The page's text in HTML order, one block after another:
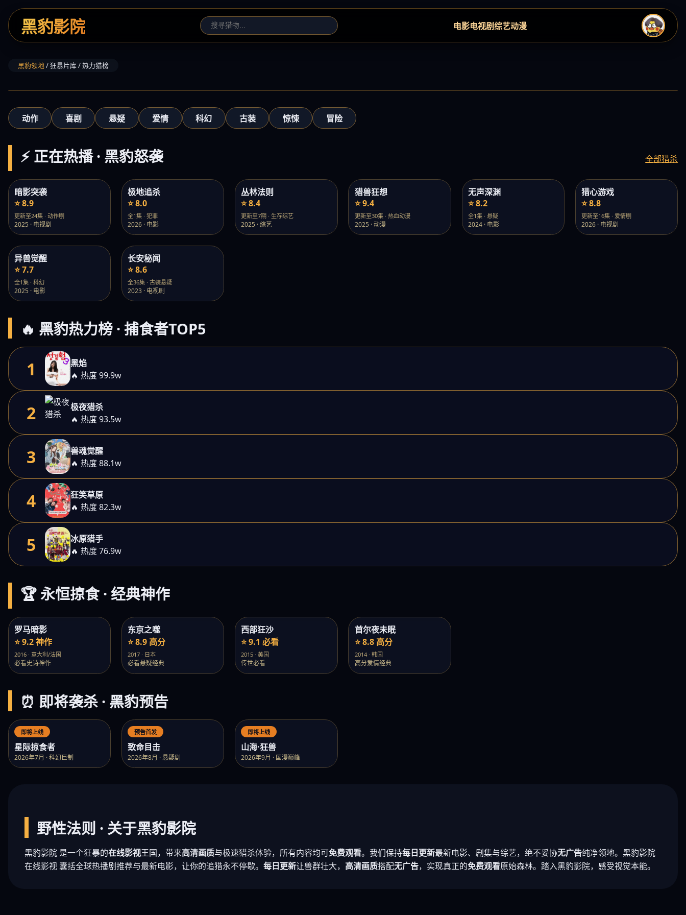
黑豹影院 电影电视剧综艺动漫
黑豹领地/ 狂暴片库 / 热力猎榜
‹ ›
动作 喜剧 悬疑 爱情 科幻 古装 惊悚 冒险
⚡ 正在热播 · 黑豹怒袭 全部猎杀
暗影突袭
⭐ 8.9
更新至24集 · 动作剧
2025 · 电视剧
极地追杀
⭐ 8.0
全1集 · 犯罪
2026 · 电影
丛林法则
⭐ 8.4
更新至7期 · 生存综艺
2025 · 综艺
猎兽狂想
⭐ 9.4
更新至30集 · 热血动漫
2025 · 动漫
无声深渊
⭐ 8.2
全1集 · 悬疑
2024 · 电影
猎心游戏
⭐ 8.8
更新至16集 · 爱情剧
2026 · 电视剧
异兽觉醒
⭐ 7.7
全1集 · 科幻
2025 · 电影
长安秘闻
⭐ 8.6
全36集 · 古装悬疑
2023 · 电视剧
🔥 黑豹热力榜 · 捕食者TOP5
1
黑焰
🔥 热度 99.9w
2
极夜猎杀
🔥 热度 93.5w
3
兽魂觉醒
🔥 热度 88.1w
4
狂笑草原
🔥 热度 82.3w
5
冰原猎手
🔥 热度 76.9w
🏆 永恒掠食 · 经典神作
罗马暗影
⭐ 9.2 神作
2016 · 意大利/法国
必看史诗神作
东京之噬
⭐ 8.9 高分
2017 · 日本
必看悬疑经典
西部狂沙
⭐ 9.1 必看
2015 · 美国
传世必看
首尔夜未眠
⭐ 8.8 高分
2014 · 韩国
高分爱情经典
⏰ 即将袭杀 · 黑豹预告
即将上线
星际掠食者
2026年7月 · 科幻巨制
预告首发
致命目击
2026年8月 · 悬疑剧
即将上线
山海·狂兽
2026年9月 · 国漫巅峰
野性法则 · 关于黑豹影院
黑豹影院 是一个狂暴的在线影视王国，带来高清画质与极速猎杀体验，所有内容均可免费观看。我们保持每日更新最新电影、剧集与综艺，绝不妥协无广告纯净领地。黑豹影院
在线影视 囊括全球热播剧推荐与最新电影，让你的追猎永不停歇。 每日更新让兽群壮大， 高清画质搭配无广告，实现真正的免费观看原始森林。踏入黑豹影院，感受视觉本能。